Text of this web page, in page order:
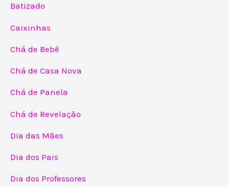
Batizado
Caixinhas
Chá de Bebê
Chá de Casa Nova
Chá de Panela
Chá de Revelação
Dia das Mães
Dia dos Pais
Dia dos Professores